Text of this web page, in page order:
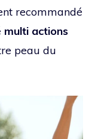
recommandé
multi actions
peau du